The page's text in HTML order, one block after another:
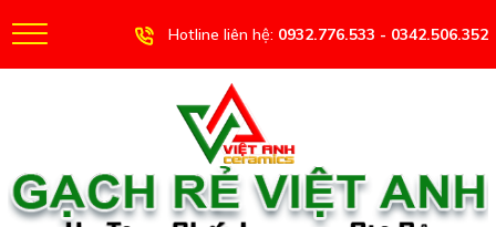
Hotline liên hệ: 0932.776.533 - 0342.506.352